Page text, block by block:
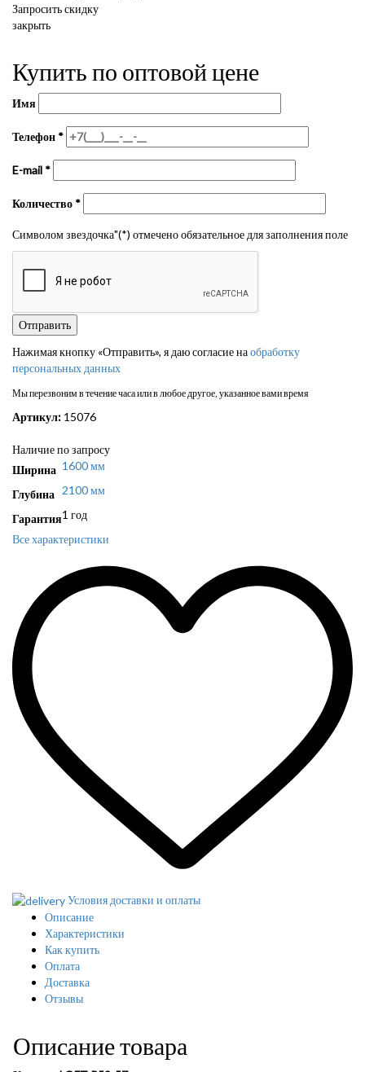
Запросить скидку
закрыть
Купить по оптовой цене
Имя
Телефон *
E-mail *
Количество *
Символом звездочка"(*) отмечено обязательное для заполнения поле
Нажимая кнопку «Отправить», я даю согласие наобработку
персональных данных
Мы перезвоним в течение часа или в любое другое, указанное вами время
Артикул: 15076
Наличие по запросу
Ширина 1600 мм
Глубина 2100 мм
Гарантия1 год
Все характеристики
Условия доставки и оплаты
Описание
Характеристики
Как купить
Оплата
Доставка
Отзывы
Описание товара